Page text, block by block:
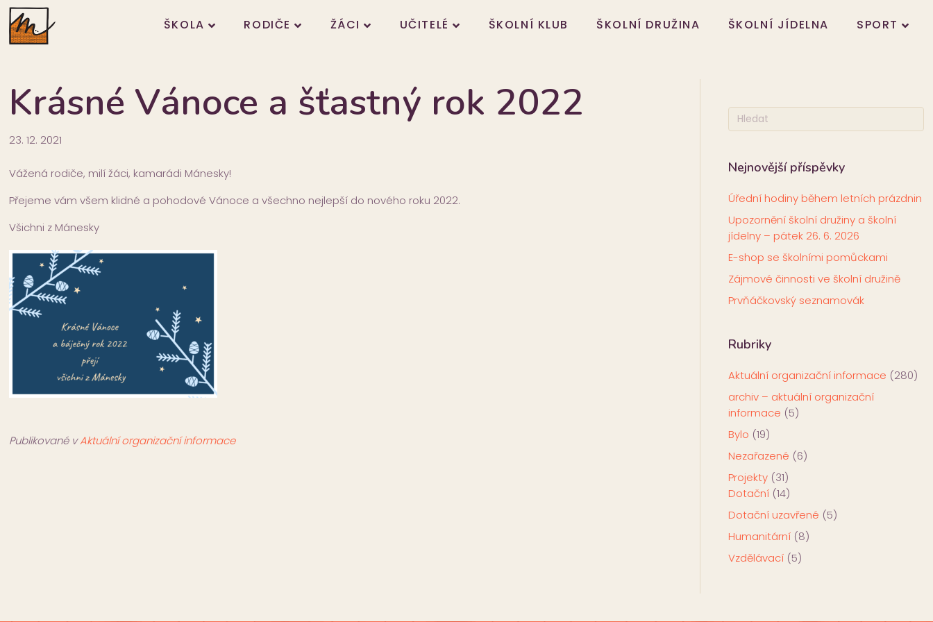
ŠKOLA RODIČE ŽÁCI UČITELÉ ŠKOLNÍ KLUB ŠKOLNÍ DRUŽINA ŠKOLNÍ JÍDELNA SPORT
Krásné Vánoce a šťastný rok 2022
23. 12. 2021
Vážená rodiče, milí žáci, kamarádi Mánesky!
Přejeme vám všem klidné a pohodové Vánoce a všechno nejlepší do nového roku 2022.
Všichni z Mánesky
Publikované vAktuální organizační informace
Nejnovější příspěvky
Úřední hodiny během letních prázdnin
Upozornění školní družiny a školní
jídelny – pátek 26. 6. 2026
E-shop se školními pomůckami
Zájmové činnosti ve školní družině
Prvňáčkovský seznamovák
Rubriky
Aktuální organizační informace (280)
archiv – aktuální organizační
informace (5)
Bylo (19)
Nezařazené (6)
Projekty(31)
Dotační(14)
Dotační uzavřené (5)
Humanitární(8)
Vzdělávací(5)